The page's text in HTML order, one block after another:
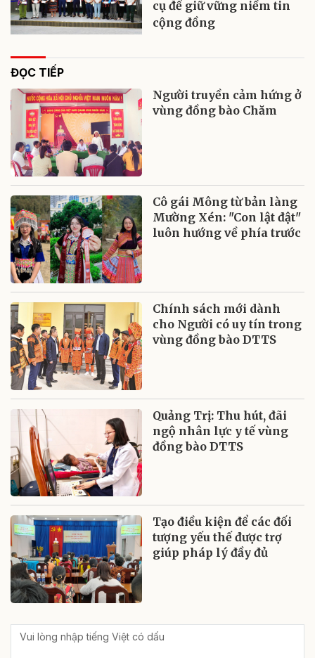
cụ để giữ vững niềm tin
cộng đồng
ĐỌC TIẾP
Người truyền cảm hứng ở
vùng đồng bào Chăm
Cô gái Mông từ bản làng
Mường Xén: "Con lật đật"
luôn hướng về phía trước
Chính sách mới dành
cho Người có uy tín trong
vùng đồng bào DTTS
Quảng Trị: Thu hút, đãi
ngộ nhân lực y tế vùng
đồng bào DTTS
Tạo điều kiện để các đối
tượng yếu thế được trợ
giúp pháp lý đầy đủ